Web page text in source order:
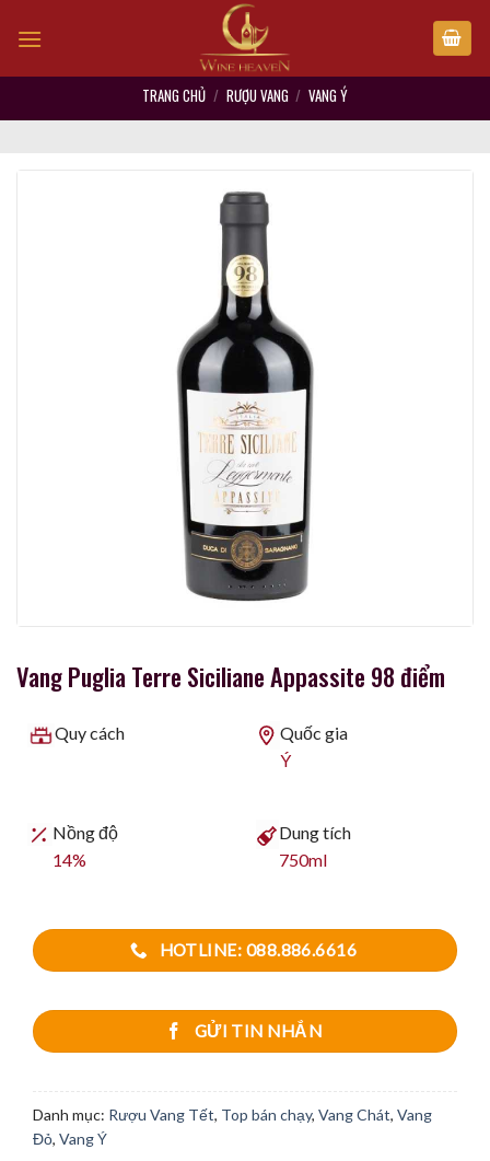
TRANG CHỦ / RƯỢU VANG / VANG Ý
Vang Puglia Terre Siciliane Appassite 98 điểm
Quy cách
Quốc gia
Ý
Nồng độ
14%
Dung tích
750ml
HOTLINE: 088.886.6616
GỬI TIN NHẮN
Danh mục: Rượu Vang Tết, Top bán chạy, Vang Chát, Vang
Đỏ, Vang Ý